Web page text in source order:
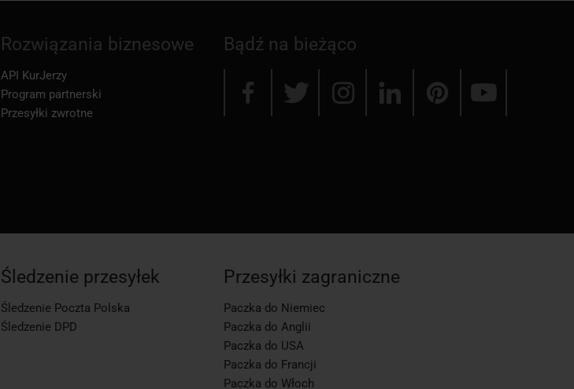
Bądź na bieżąco
Rozwiązania biznesowe
API KurJerzy
Program partnerski
Przesyłki zwrotne
Śledzenie przesyłek
Śledzenie Poczta Polska
Śledzenie DPD
Przesyłki zagraniczne
Paczka do Niemiec
Paczka do Anglii
Paczka do USA
Paczka do Francji
Paczka do Włoch